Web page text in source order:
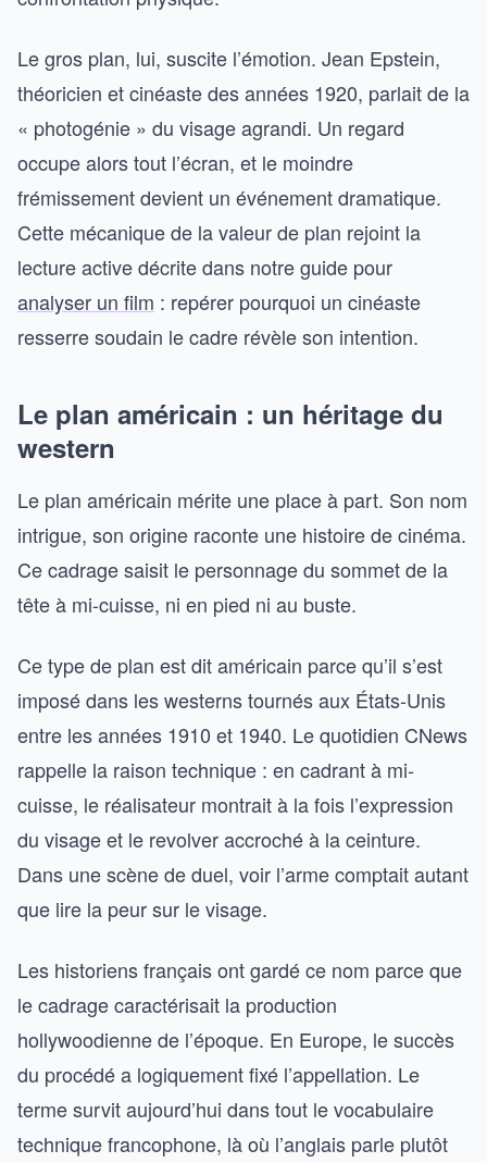
Le gros plan, lui, suscite l’émotion. Jean Epstein,
théoricien et cinéaste des années 1920, parlait de la
« photogénie » du visage agrandi. Un regard
occupe alors tout l’écran, et le moindre
frémissement devient un événement dramatique.
Cette mécanique de la valeur de plan rejoint la
lecture active décrite dans notre guide pour
analyser un film : repérer pourquoi un cinéaste
resserre soudain le cadre révèle son intention.
Le plan américain : un héritage du
western
Le plan américain mérite une place à part. Son nom
intrigue, son origine raconte une histoire de cinéma.
Ce cadrage saisit le personnage du sommet de la
tête à mi-cuisse, ni en pied ni au buste.
Ce type de plan est dit américain parce qu’il s’est
imposé dans les westerns tournés aux États-Unis
entre les années 1910 et 1940. Le quotidien CNews
rappelle la raison technique : en cadrant à mi-
cuisse, le réalisateur montrait à la fois l’expression
du visage et le revolver accroché à la ceinture.
Dans une scène de duel, voir l’arme comptait autant
que lire la peur sur le visage.
Les historiens français ont gardé ce nom parce que
le cadrage caractérisait la production
hollywoodienne de l’époque. En Europe, le succès
du procédé a logiquement fixé l’appellation. Le
terme survit aujourd’hui dans tout le vocabulaire
technique francophone, là où l’anglais parle plutôt